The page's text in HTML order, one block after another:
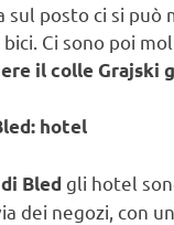
sul posto ci si
bici. Ci sono poi
il colle Grajski
hotel
Bled gli hotel
dei negozi, con